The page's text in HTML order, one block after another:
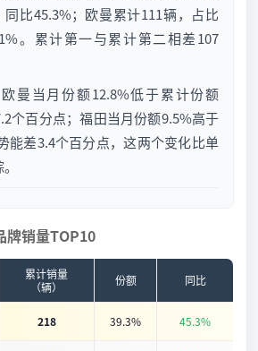
比45.3%；欧曼累计111辆，占比
。累计第一与累计第二相差107
曼当月份额12.8%低于累计份额
个百分点；福田当月份额9.5%高于
能差3.4个百分点，这两个变化比单
牌销量TOP10
累计销量
（辆）
份额 同比
218 39.3% 45.3%